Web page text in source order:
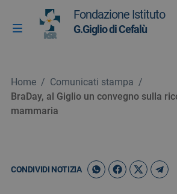
Vai ai contenuti
Vai al menu di navigazione
Vai al footer
Attiva / disattiva la
Fondazione Istituto
G.Giglio di Cefalù
Home / Comunicati stampa /
BraDay, al Giglio un convegno sulla
mammaria
CONDIVIDI NOTIZIA